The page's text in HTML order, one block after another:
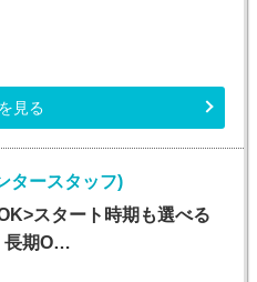
見る
タースタッフ)
スタート時期も選べる
長期O…